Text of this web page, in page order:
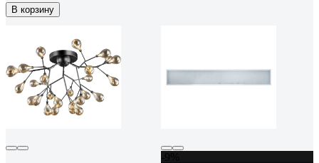
В корзину